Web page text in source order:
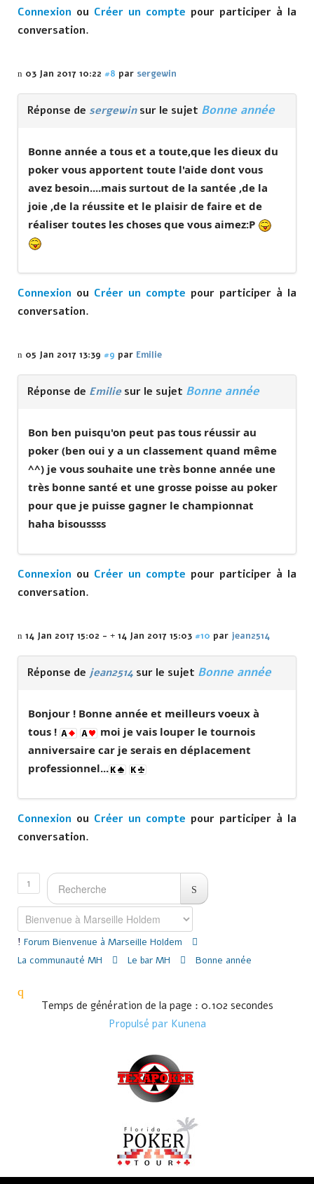
Connexion ou Créer un compte pour participer à la
conversation.
03 Jan 2017 10:22 #8 par sergewin
Réponse de sergewinsur le sujet Bonne année
Bonne année a tous et a toute,que les dieux du
poker vous apportent toute l'aide dont vous
avez besoin....mais surtout de la santée ,de la
joie ,de la réussite et le plaisir de faire et de
réaliser toutes les choses que vous aimez:P
Connexion ou Créer un compte pour participer à la
conversation.
05 Jan 2017 13:39 #9 par Emilie
Réponse de Emiliesur le sujet Bonne année
Bon ben puisqu'on peut pas tous réussir au
poker (ben oui y a un classement quand même
^^) je vous souhaite une très bonne année une
très bonne santé et une grosse poisse au poker
pour que je puisse gagner le championnat
haha bisoussss
Connexion ou Créer un compte pour participer à la
conversation.
14 Jan 2017 15:02 - 14 Jan 2017 15:03 #10 par jean2514
Réponse de jean2514 sur le sujet Bonne année
Bonjour ! Bonne année et meilleurs voeux à
tous !
moi je vais louper le tournois
anniversaire car je serais en déplacement
professionnel...
Connexion ou Créer un compte pour participer à la
conversation.
1
Forum Bienvenue à Marseille Holdem
La communauté MH
Le bar MH Bonne année
Temps de génération de la page : 0.102 secondes
Propulsé par Kunena